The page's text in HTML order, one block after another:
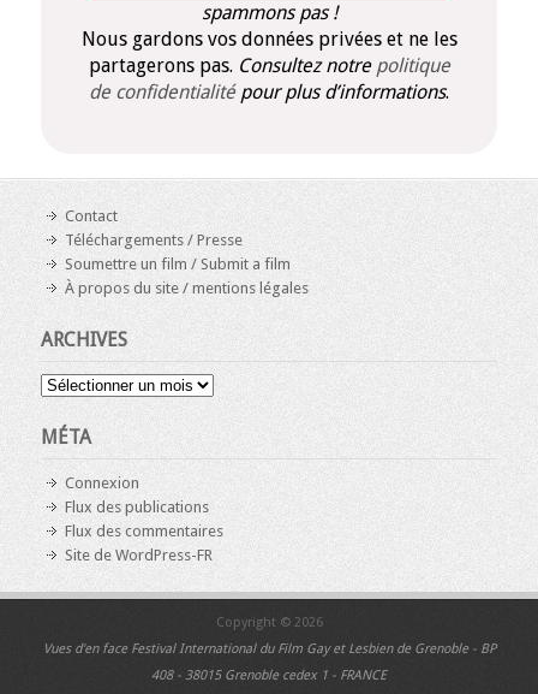
spammons pas !
Nous gardons vos données privées et ne les
partagerons pas. Consultez notre politique
de confidentialité pour plus d’informations.
Contact
Téléchargements / Presse
Soumettre un film / Submit a film
À propos du site / mentions légales
ARCHIVES
Archives
MÉTA
Connexion
Flux des publications
Flux des commentaires
Site de WordPress-FR
Copyright © 2026
Vues d'en faceFestival International du Film Gay et Lesbien de Grenoble - BP
408 - 38015 Grenoble cedex 1 - FRANCE